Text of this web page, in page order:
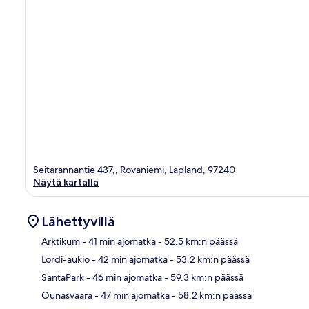
Seitarannantie 437,, Rovaniemi, Lapland, 97240
Näytä kartalla
Lähettyvillä
Arktikum- 41 min ajomatka- 52.5 km:n päässä
Lordi-aukio- 42 min ajomatka- 53.2 km:n päässä
SantaPark- 46 min ajomatka- 59.3 km:n päässä
Ounasvaara- 47 min ajomatka- 58.2 km:n päässä